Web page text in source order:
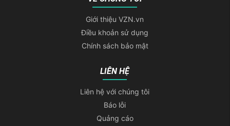
Giới thiệu VZN.vn
Điều khoản sử dụng
Chính sách bảo mật
LIÊN HỆ
Liên hệ với chúng tôi
Báo lỗi
Quảng cáo